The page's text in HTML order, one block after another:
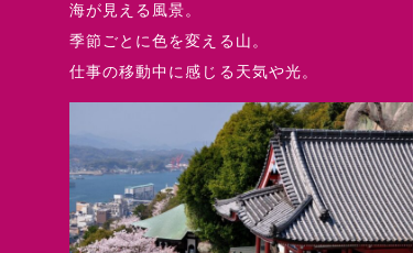
海が見える風景。
季節ごとに色を変える山。
仕事の移動中に感じる天気や光。